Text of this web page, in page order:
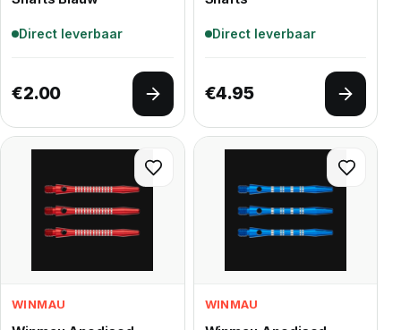
Direct leverbaar
€2.00
Opties selecteren
Direct leverbaar
€4.95
Opties
WINMAU WINMAU